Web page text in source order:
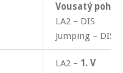
Vousatý pohár
LA2 – DIS
Jumping – DIS
LA2 – 1. V